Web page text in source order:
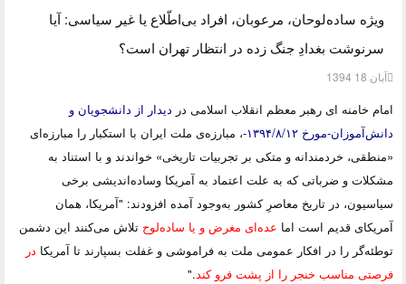
ویژه ساده‌لوحان، مرعوبان، افراد بی‌اطّلاع یا غیر سیاسی‌: آیا
سرنوشت بغدادِ جنگ زده در انتظار تهران است؟
آبان 18 1394
امام خامنه ای رهبر معظم انقلاب اسلامی در دیدار از دانشجویان و
دانش‌آموزان-مورخ ۱۳۹۴/۸/۱۲-
، مبارزه‌ی ملت ایران با استکبار را مبارزه‌ای
«منطقی، خردمندانه و متکی بر تجربیات تاریخی» خواندند و با استناد به
مشکلات و ضرباتی که به علت اعتماد به آمریکا وساده‌اندیشی برخی
سیاسیون، در تاریخ معاصرِ کشور به‌وجود آمده افزودند: "آمریکا، همان
آمریکای قدیم است اما عده‌ای مغرض و یا ساده‌لوح تلاش می‌کنند این دشمن
توطئه‌گر را در افکار عمومی ملت به فراموشی و غفلت بسپارند تا آمریکا در
فرصتی مناسب خنجر را از پشت فرو کند."